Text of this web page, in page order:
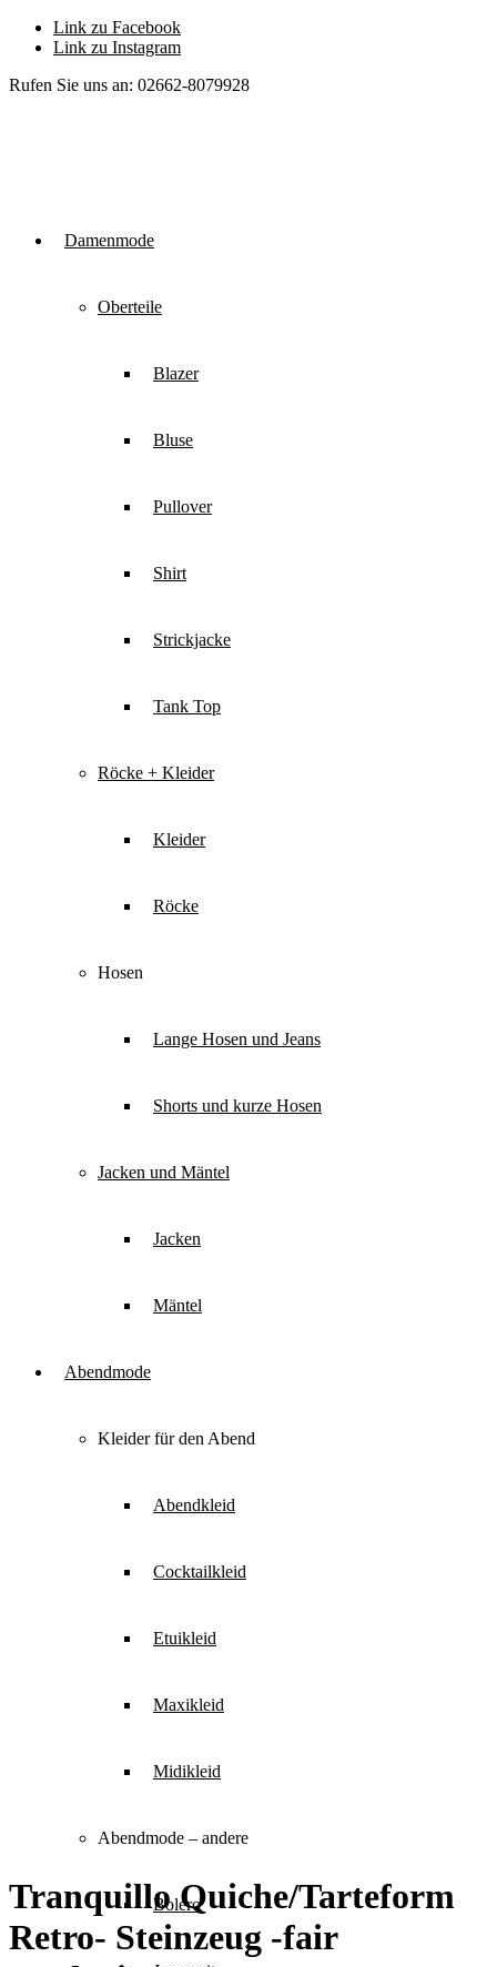
Link zu Facebook
Link zu Instagram
Rufen Sie uns an: 02662-8079928
Damenmode
Oberteile
Blazer
Bluse
Pullover
Shirt
Strickjacke
Tank Top
Röcke + Kleider
Kleider
Röcke
Hosen
Lange Hosen und Jeans
Shorts und kurze Hosen
Jacken und Mäntel
Jacken
Mäntel
Abendmode
Kleider für den Abend
Abendkleid
Cocktailkleid
Etuikleid
Maxikleid
Midikleid
Abendmode – andere
Bolero
Tranquillo Quiche/Tarteform
Retro- Steinzeug -fair